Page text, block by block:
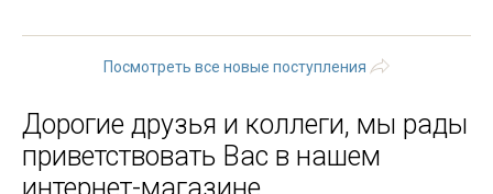
Посмотреть все новые поступления
Дорогие друзья и коллеги, мы рады
приветствовать Вас в нашем